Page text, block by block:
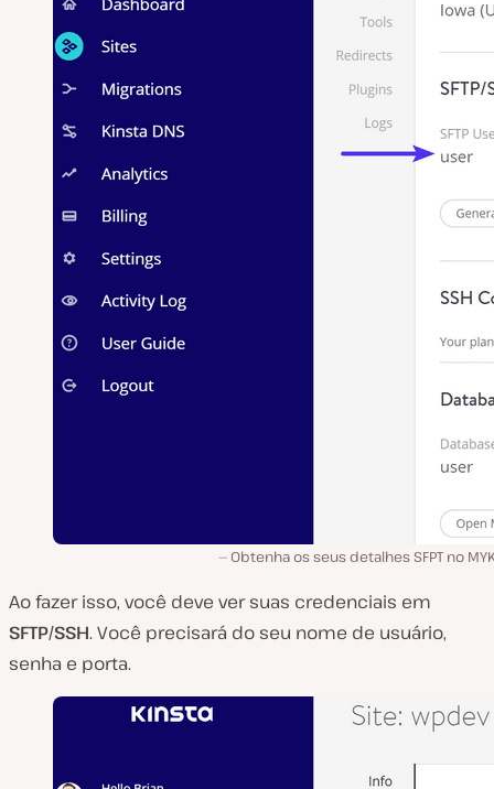
Obtenha os seus detalhes SFPT no
Ao fazer isso, você deve ver suas credenciais em
SFTP/SSH. Você precisará do seu nome de usuário,
senha e porta.